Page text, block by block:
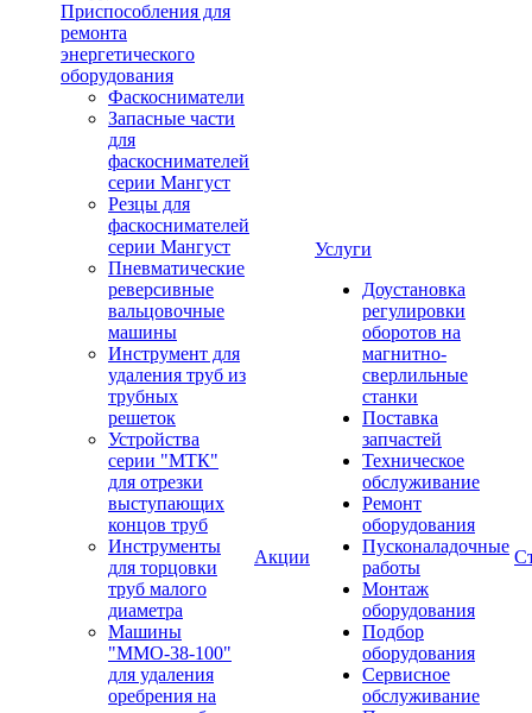
Приспособления для
ремонта
энергетического
оборудования
Фаскосниматели
Запасные части
для
фаскоснимателей
серии Мангуст
Резцы для
фаскоснимателей
серии Мангуст
Пневматические
реверсивные
вальцовочные
машины
Инструмент для
удаления труб из
трубных
решеток
Устройства
серии "МТК"
для отрезки
выступающих
концов труб
Инструменты
для торцовки
труб малого
диаметра
Машины
"ММО-38-100"
для удаления
оребрения на
Акции
Услуги
Доустановка
регулировки
оборотов на
магнитно-
сверлильные
станки
Поставка
запчастей
Техническое
обслуживание
Ремонт
оборудования
Пусконаладочные
работы
Монтаж
оборудования
Подбор
оборудования
Сервисное
обслуживание